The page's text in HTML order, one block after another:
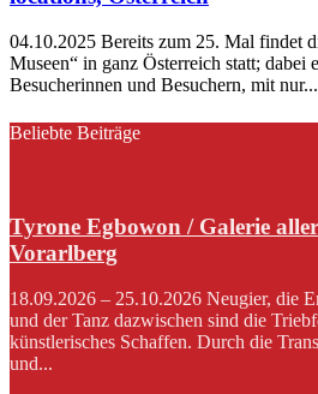
04.10.2025 Bereits zum 25. Mal findet
Museen“ in ganz Österreich statt; dabei
Besucherinnen und Besuchern, mit nur...
Beliebte Beiträge
Tyrone Egbowon / Galerie
Vorarlberg
18.09.2026 – 25.10.2026 Neugier, die
und der Tanz dazwischen sind die
künstlerisches Schaffen. Durch die
und...